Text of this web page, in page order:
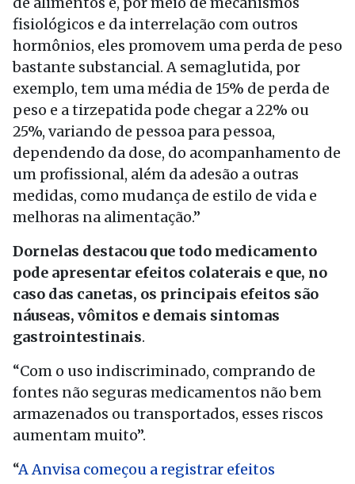
fisiológicos e da interrelação com outros
hormônios, eles promovem uma perda de peso
bastante substancial. A semaglutida, por
exemplo, tem uma média de 15% de perda de
peso e a tirzepatida pode chegar a 22% ou
25%, variando de pessoa para pessoa,
dependendo da dose, do acompanhamento de
um profissional, além da adesão a outras
medidas, como mudança de estilo de vida e
melhoras na alimentação.”
Dornelas destacou que todo medicamento
pode apresentar efeitos colaterais e que, no
caso das canetas, os principais efeitos são
náuseas, vômitos e demais sintomas
gastrointestinais.
“Com o uso indiscriminado, comprando de
fontes não seguras medicamentos não bem
armazenados ou transportados, esses riscos
aumentam muito”.
“A Anvisa começou a registrar efeitos